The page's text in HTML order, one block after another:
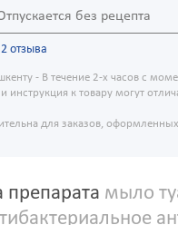
без рецепта
2 отзыва
- В течение 2-х часов с
инструкция к товару могут
для заказов,
препарата мыло